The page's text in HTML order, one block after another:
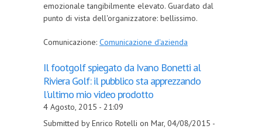
emozionale tangibilmente elevato. Guardato dal
punto di vista dell'organizzatore: bellissimo.
Comunicazione: Comunicazione d'azienda
Il footgolf spiegato da Ivano Bonetti al
Riviera Golf: il pubblico sta apprezzando
l'ultimo mio video prodotto
4 Agosto, 2015 - 21:09
Submitted by Enrico Rotelli on Mar, 04/08/2015 -